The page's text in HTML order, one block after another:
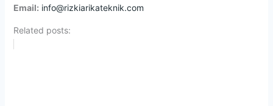
Email: info@rizkiarikateknik.com
Related posts: